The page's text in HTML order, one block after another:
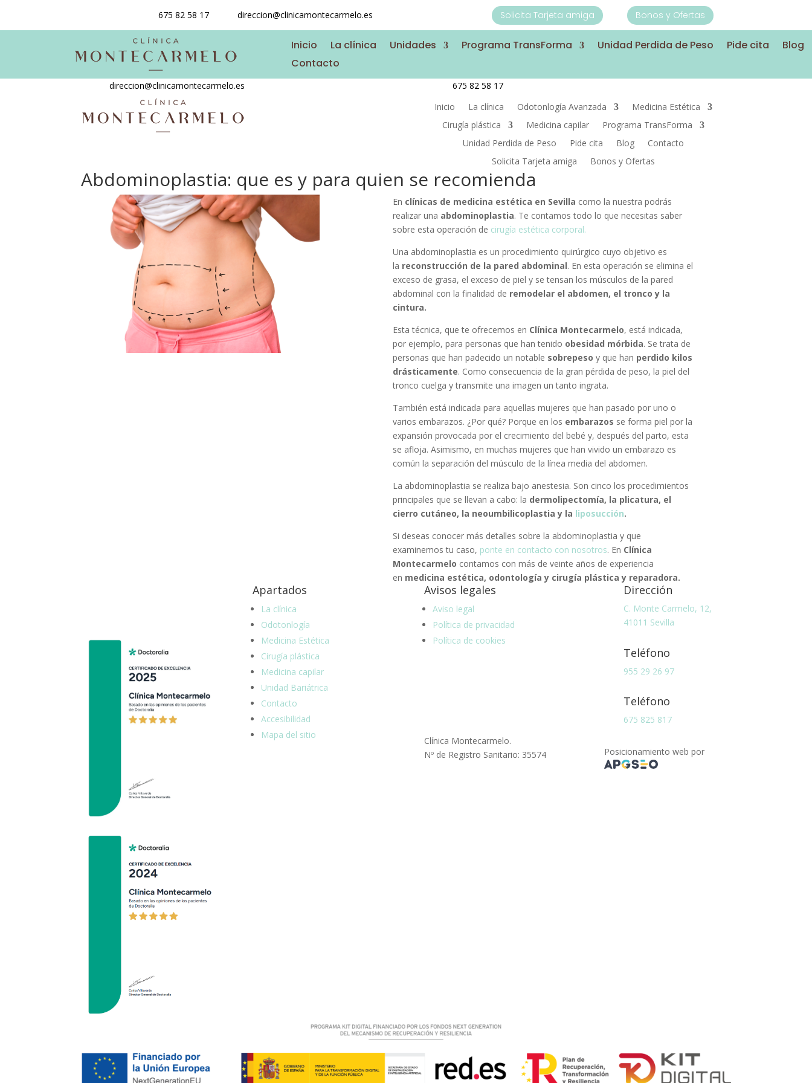
675 82 58 17 direccion@clinicamontecarmelo.es Solicita Tarjeta amiga Bonos y Ofertas
Inicio La clínica Unidades Programa TransForma Unidad Perdida de Peso Pide cita
Blog
Contacto
direccion@clinicamontecarmelo.es
675 82 58 17
Inicio
La clínica Odotonlogía Avanzada
Medicina Estética
Cirugía plástica
Medicina capilar
Programa TransForma
Unidad Perdida de Peso
Pide cita Blog
Contacto
Solicita Tarjeta amiga
Bonos y Ofertas
Abdominoplastia: que es y para quien se recomienda
En clínicas de medicina estética en Sevilla como la nuestra podrás
realizar una abdominoplastia. Te contamos todo lo que necesitas saber
sobre esta operación de cirugía estética corporal.
Una abdominoplastia es un procedimiento quirúrgico cuyo objetivo es
la reconstrucción de la pared abdominal. En esta operación se elimina el
exceso de grasa, el exceso de piel y se tensan los músculos de la pared
abdominal con la finalidad de remodelar el abdomen, el tronco y la
cintura.
Esta técnica, que te ofrecemos en Clínica Montecarmelo, está indicada,
por ejemplo, para personas que han tenido obesidad mórbida. Se trata de
personas que han padecido un notable sobrepeso y que han perdido kilos
drásticamente. Como consecuencia de la gran pérdida de peso, la piel del
tronco cuelga y transmite una imagen un tanto ingrata.
También está indicada para aquellas mujeres que han pasado por uno o
varios embarazos. ¿Por qué? Porque en los embarazos se forma piel por la
expansión provocada por el crecimiento del bebé y, después del parto, esta
se afloja. Asimismo, en muchas mujeres que han vivido un embarazo es
común la separación del músculo de la línea media del abdomen.
La abdominoplastia se realiza bajo anestesia. Son cinco los procedimientos
principales que se llevan a cabo: la dermolipectomía, la plicatura, el
cierro cutáneo, la neoumbilicoplastia y la liposucción.
Si deseas conocer más detalles sobre la abdominoplastia y que
examinemos tu caso, ponte en contacto con nosotros. En Clínica
Montecarmelo contamos con más de veinte años de experiencia
en medicina estética, odontología y cirugía plástica y reparadora.
Apartados
La clínica
Odotonlogía
Medicina Estética
Cirugía plástica
Medicina capilar
Unidad Bariátrica
Contacto
Accesibilidad
Mapa del sitio
Avisos legales
Aviso legal
Política de privacidad
Política de cookies
Clínica Montecarmelo.
Nº de Registro Sanitario: 35574
Dirección
C. Monte Carmelo, 12,
41011 Sevilla
Teléfono
955 29 26 97
Teléfono
675 825 817
Posicionamiento web por